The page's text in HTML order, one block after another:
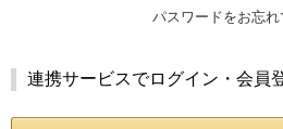
パスワードをお忘れ
連携サービスでログイン・会員